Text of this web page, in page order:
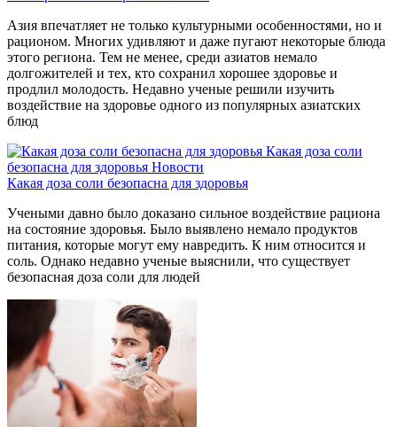
Азия впечатляет не только культурными особенностями, но и
рационом. Многих удивляют и даже пугают некоторые блюда
этого региона. Тем не менее, среди азиатов немало
долгожителей и тех, кто сохранил хорошее здоровье и
продлил молодость. Недавно ученые решили изучить
воздействие на здоровье одного из популярных азиатских
блюд
Какая доза соли
безопасна для здоровья Новости
Какая доза соли безопасна для здоровья
Учеными давно было доказано сильное воздействие рациона
на состояние здоровья. Было выявлено немало продуктов
питания, которые могут ему навредить. К ним относится и
соль. Однако недавно ученые выяснили, что существует
безопасная доза соли для людей